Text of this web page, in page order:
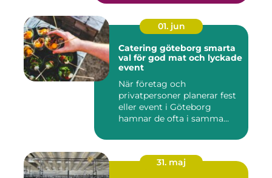
01. jun
Catering göteborg smarta
val för god mat och lyckade
event
När företag och
privatpersoner planerar fest
eller event i Göteborg
hamnar de ofta i samma
31. maj